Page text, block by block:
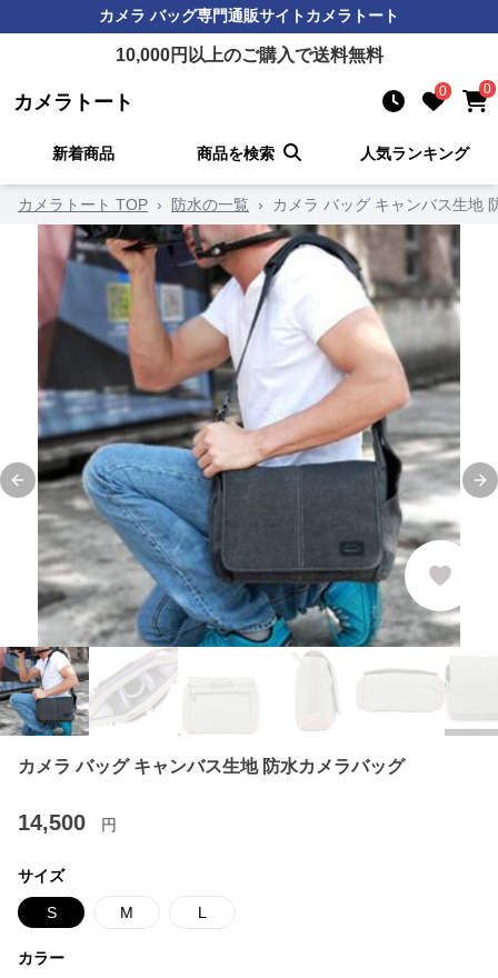
カメラ バッグ専門通販サイトカメラトート
10,000円以上のご購入で送料無料
カメラトート 0 0
新着商品 商品を検索 人気ランキング
カメラトート TOP › 防水の一覧 › カメラ バッグ キャンバス生地
Previous slide
カメラ バッグ キャンバス生地 防水カメラバッグ
14,500 円
サイズ
S M L
カラー